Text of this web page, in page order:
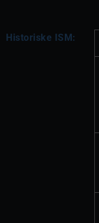
Historiske ISM: